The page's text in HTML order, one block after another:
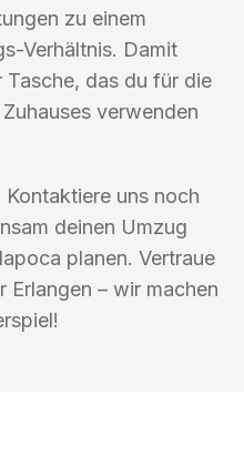
zu einem
Verhältnis. Damit
Tasche, das du für die
verwenden
uns noch
deinen Umzug
planen. Vertraue
Erlangen – wir machen